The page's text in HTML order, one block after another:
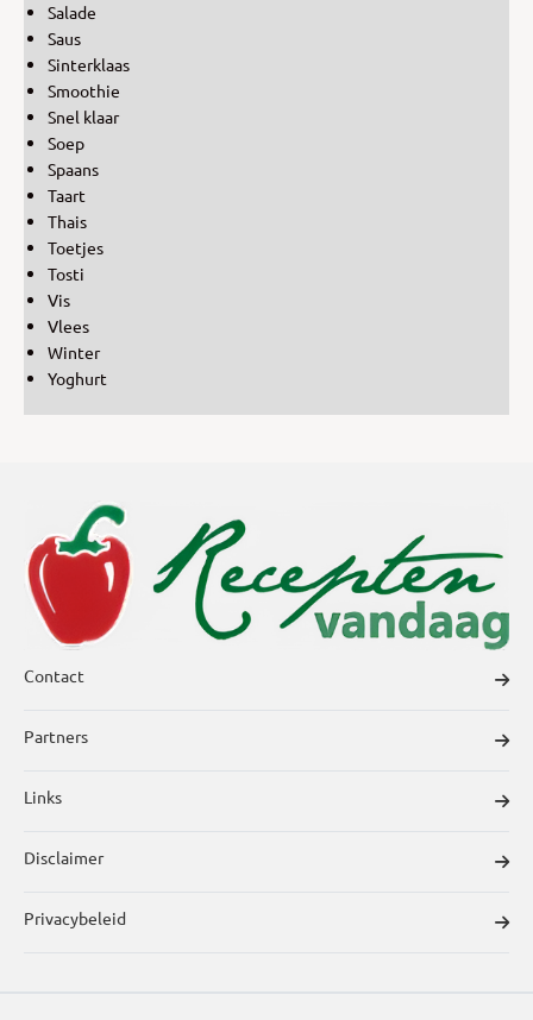
Salade
Saus
Sinterklaas
Smoothie
Snel klaar
Soep
Spaans
Taart
Thais
Toetjes
Tosti
Vis
Vlees
Winter
Yoghurt
Contact
Partners
Links
Disclaimer
Privacybeleid